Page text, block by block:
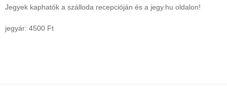
Jegyek kaphatók a szálloda recepcióján és a jegy.hu oldalon!
jegyár: 4500 Ft